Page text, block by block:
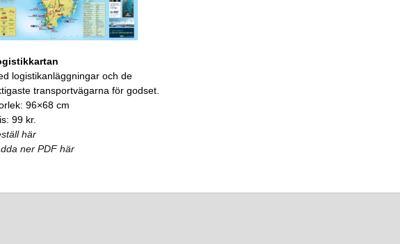
logistikanläggningar och de
transportvägarna för godset.
96×68 cm
99 kr.
här
ner PDF här